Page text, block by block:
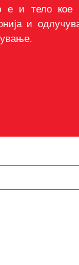
е и тело кое
и